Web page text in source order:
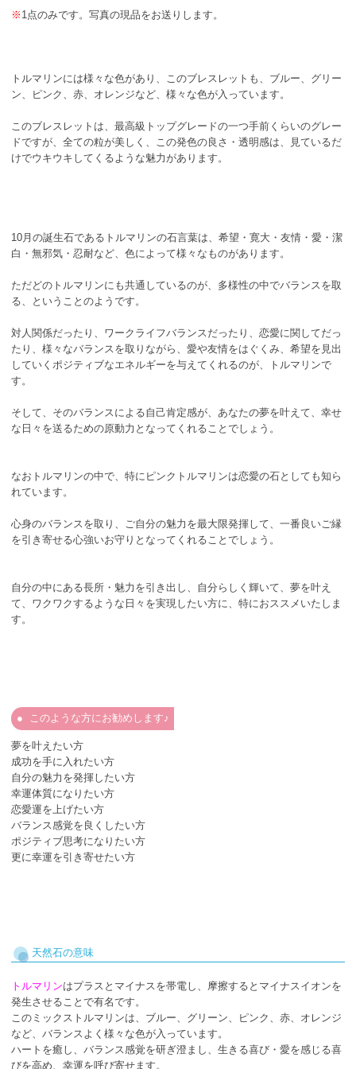
※ 1点のみです。写真の現品をお送りします。
トルマリンには様々な色があり、このブレスレットも、ブルー、グリー
ン、ピンク、赤、オレンジなど、様々な色が入っています。
このブレスレットは、最高級トップグレードの一つ手前くらいのグレー
ドですが、全ての粒が美しく、この発色の良さ・透明感は、見ているだ
けでウキウキしてくるような魅力があります。
10月の誕生石であるトルマリンの石言葉は、希望・寛大・友情・愛・潔
白・無邪気・忍耐など、色によって様々なものがあります。
ただどのトルマリンにも共通しているのが、多様性の中でバランスを取
る、ということのようです。
対人関係だったり、ワークライフバランスだったり、恋愛に関してだっ
たり、様々なバランスを取りながら、愛や友情をはぐくみ、希望を見出
していくポジティブなエネルギーを与えてくれるのが、トルマリンで
す。
そして、そのバランスによる自己肯定感が、あなたの夢を叶えて、幸せ
な日々を送るための原動力となってくれることでしょう。
なおトルマリンの中で、特にピンクトルマリンは恋愛の石としても知ら
れています。
心身のバランスを取り、ご自分の魅力を最大限発揮して、一番良いご縁
を引き寄せる心強いお守りとなってくれることでしょう。
自分の中にある長所・魅力を引き出し、自分らしく輝いて、夢を叶え
て、ワクワクするような日々を実現したい方に、特におススメいたしま
す。
このような方にお勧めします♪
夢を叶えたい方
成功を手に入れたい方
自分の魅力を発揮したい方
幸運体質になりたい方
恋愛運を上げたい方
バランス感覚を良くしたい方
ポジティブ思考になりたい方
更に幸運を引き寄せたい方
天然石の意味
トルマリンはプラスとマイナスを帯電し、摩擦するとマイナスイオンを
発生させることで有名です。
このミックストルマリンは、ブルー、グリーン、ピンク、赤、オレンジ
など、バランスよく様々な色が入っています。
ハートを癒し、バランス感覚を研ぎ澄まし、生きる喜び・愛を感じる喜
びを高め、幸運を呼び寄せます。